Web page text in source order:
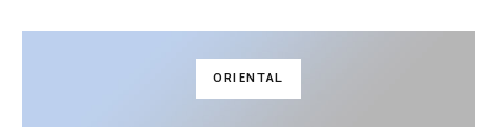
ORIENTAL